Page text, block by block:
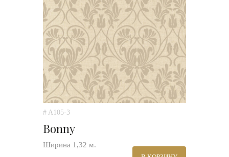
# A105-3
Bonny
Ширина 1,32 м.